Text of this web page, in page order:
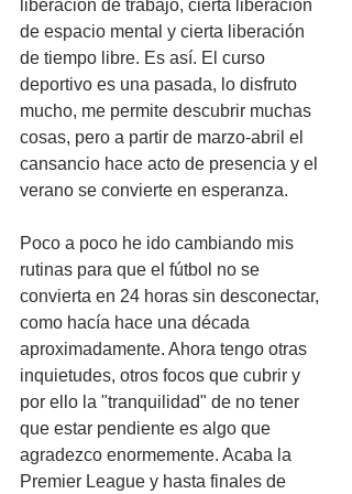
liberación de trabajo, cierta liberación
de espacio mental y cierta liberación
de tiempo libre. Es así. El curso
deportivo es una pasada, lo disfruto
mucho, me permite descubrir muchas
cosas, pero a partir de marzo-abril el
cansancio hace acto de presencia y el
verano se convierte en esperanza.
Poco a poco he ido cambiando mis
rutinas para que el fútbol no se
convierta en 24 horas sin desconectar,
como hacía hace una década
aproximadamente. Ahora tengo otras
inquietudes, otros focos que cubrir y
por ello la "tranquilidad" de no tener
que estar pendiente es algo que
agradezco enormemente. Acaba la
Premier League y hasta finales de